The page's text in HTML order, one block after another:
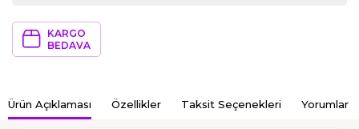
KARGO
BEDAVA
Ürün Açıklaması Özellikler Taksit Seçenekleri Yorumlar